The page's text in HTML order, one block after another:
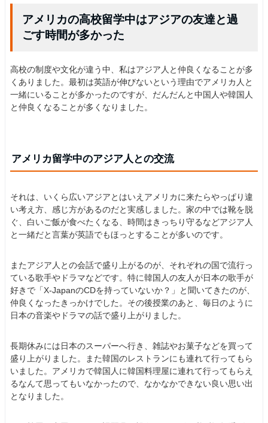
アメリカの高校留学中はアジアの友達と過
ごす時間が多かった
高校の制度や文化が違う中、私はアジア人と仲良くなることが多
くありました。最初は英語が伸びないという理由でアメリカ人と
一緒にいることが多かったのですが、だんだんと中国人や韓国人
と仲良くなることが多くなりました。
アメリカ留学中のアジア人との交流
それは、いくら広いアジアとはいえアメリカに来たらやっぱり違
い考え方、感じ方があるのだと実感しました。家の中では靴を脱
ぐ、白いご飯が食べたくなる、時間はきっちり守るなどアジア人
と一緒だと言葉が英語でもほっとすることが多いのです。
またアジア人との会話で盛り上がるのが、それぞれの国で流行っ
ている歌手やドラマなどです。特に韓国人の友人が日本の歌手が
好きで「X-JapanのCDを持っていないか？」と聞いてきたのが、
仲良くなったきっかけでした。その後授業のあと、毎日のように
日本の音楽やドラマの話で盛り上がりました。
長期休みには日本のスーパーへ行き、雑誌やお菓子などを買って
盛り上がりました。また韓国のレストランにも連れて行ってもら
いました。アメリカで韓国人に韓国料理屋に連れて行ってもらえ
るなんて思ってもいなかったので、なかなかできない良い思い出
となりました。